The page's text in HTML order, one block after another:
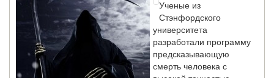
университета
разработали программу
предсказывающую
смерть человека с
высокой точностью.